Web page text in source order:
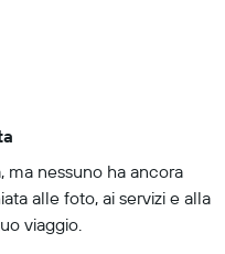
ma nessuno ha ancora
alle foto, ai servizi e alla
viaggio.